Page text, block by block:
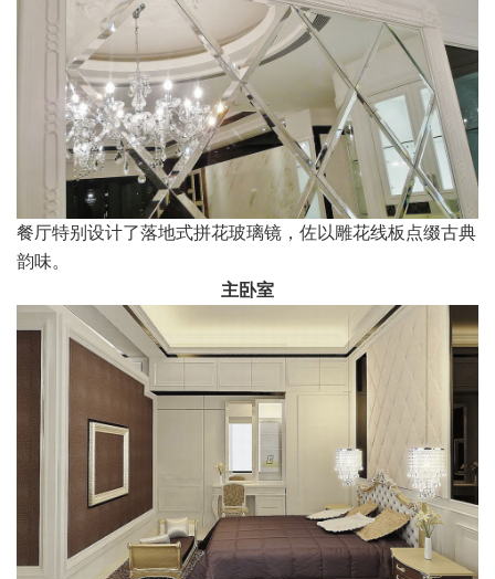
餐厅特别设计了落地式拼花玻璃镜，佐以雕花线板点缀古典
韵味。
主卧室